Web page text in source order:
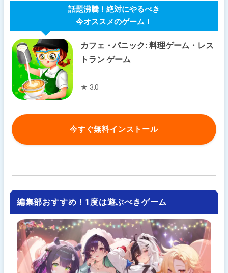
話題沸騰！絶対にやるべき
今オススメのゲーム！
カフェ・パニック: 料理ゲーム・レス
トラン ゲーム
-
★ 3.0
今すぐ無料インストール
編集部おすすめ！1度は遊ぶべきゲーム